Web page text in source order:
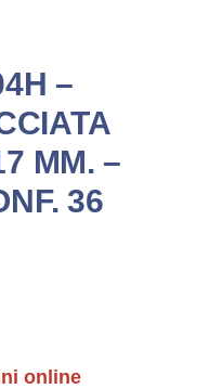
–
MM. –
36
online